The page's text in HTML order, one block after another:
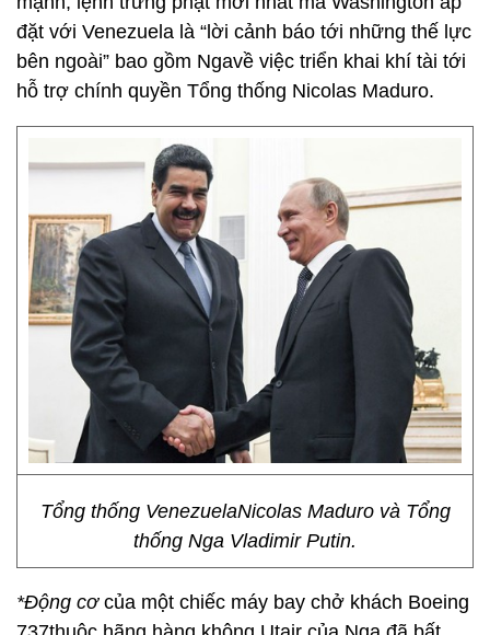
đặt với Venezuela là “lời cảnh báo tới những thế lực
bên ngoài” bao gồm Ngavề việc triển khai khí tài tới
hỗ trợ chính quyền Tổng thống Nicolas Maduro.
Tổng thống VenezuelaNicolas Maduro và Tổng
thống Nga Vladimir Putin.
*Động cơ của một chiếc máy bay chở khách Boeing